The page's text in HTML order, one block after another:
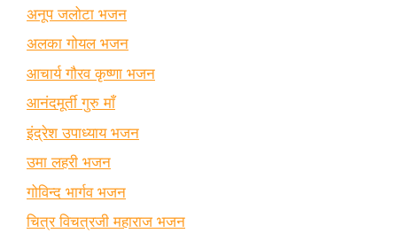
अनूप जलोटा भजन
अलका गोयल भजन
आचार्य गौरव कृष्णा भजन
आनंदमूर्ती गुरु माँ
इंद्रेश उपाध्याय भजन
उमा लहरी भजन
गोविन्द भार्गव भजन
चित्र विचत्रजी महाराज भजन